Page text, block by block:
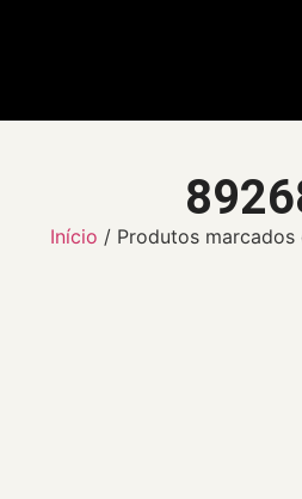
Início / Produtos marcados